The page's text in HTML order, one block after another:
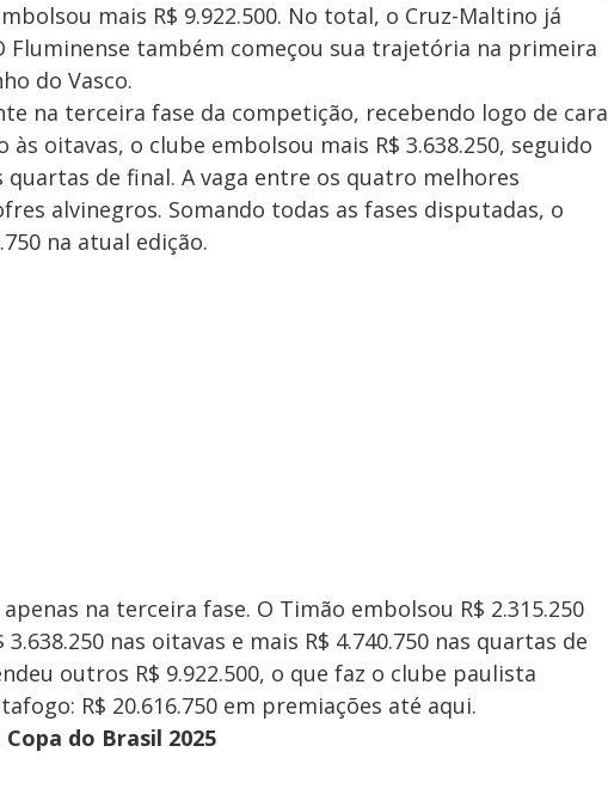
mais R$ 9.922.500. No total, o Cruz-Maltino já
Fluminense também começou sua trajetória na primeira
do Vasco.
na terceira fase da competição, recebendo logo de cara
às oitavas, o clube embolsou mais R$ 3.638.250, seguido
quartas de final. A vaga entre os quatro melhores
alvinegros. Somando todas as fases disputadas, o
na atual edição.
na terceira fase. O Timão embolsou R$ 2.315.250
nas oitavas e mais R$ 4.740.750 nas quartas de
outros R$ 9.922.500, o que faz o clube paulista
R$ 20.616.750 em premiações até aqui.
do Brasil 2025